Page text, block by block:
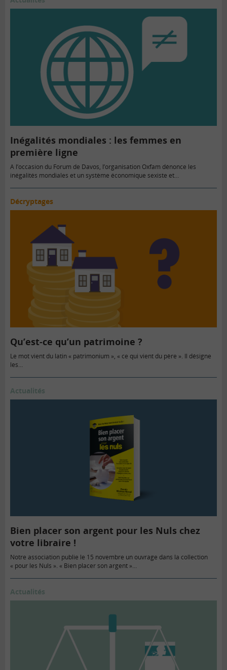
Inégalités mondiales : les femmes en
première ligne
A l’occasion du Forum de Davos, l’organisation Oxfam dénonce les
inégalités mondiales et un système économique sexiste et…
Décryptages
Qu’est-ce qu’un patrimoine ?
Le mot vient du latin « patrimonium », « ce qui vient du père ». Il désigne
les…
Actualités
Bien placer son argent pour les Nuls chez
votre libraire !
Notre association publie le 15 novembre un ouvrage dans la collection
« pour les Nuls ». « Bien placer son argent »…
Actualités